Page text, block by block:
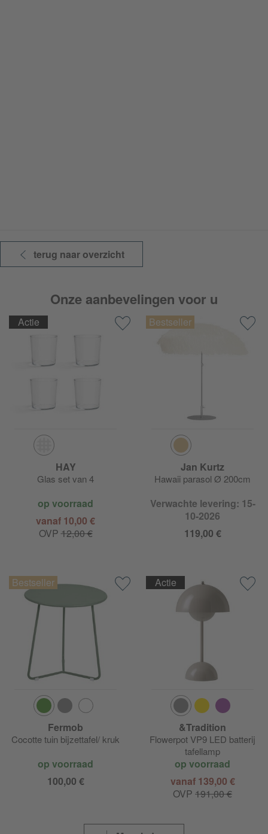
terug naar overzicht
Onze aanbevelingen voor u
Actie
HAY
Glas set van 4
op voorraad
vanaf 10,00 €
OVP12,00 €
Jan Kurtz
Hawaii parasol Ø 200cm
Verwachte levering: 15-
10-2026
119,00 €
Fermob
Cocotte tuin bijzettafel/ kruk
op voorraad
100,00 €
Actie
&Tradition
Flowerpot VP9 LED batterij
tafellamp
op voorraad
vanaf 139,00 €
OVP 191,00 €